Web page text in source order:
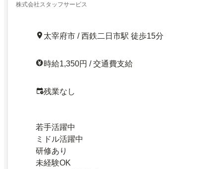
株式会社スタッフサービス
太宰府市 / 西鉄二日市駅 徒歩15分
時給1,350円 / 交通費支給
残業なし
若手活躍中
ミドル活躍中
研修あり
未経験OK